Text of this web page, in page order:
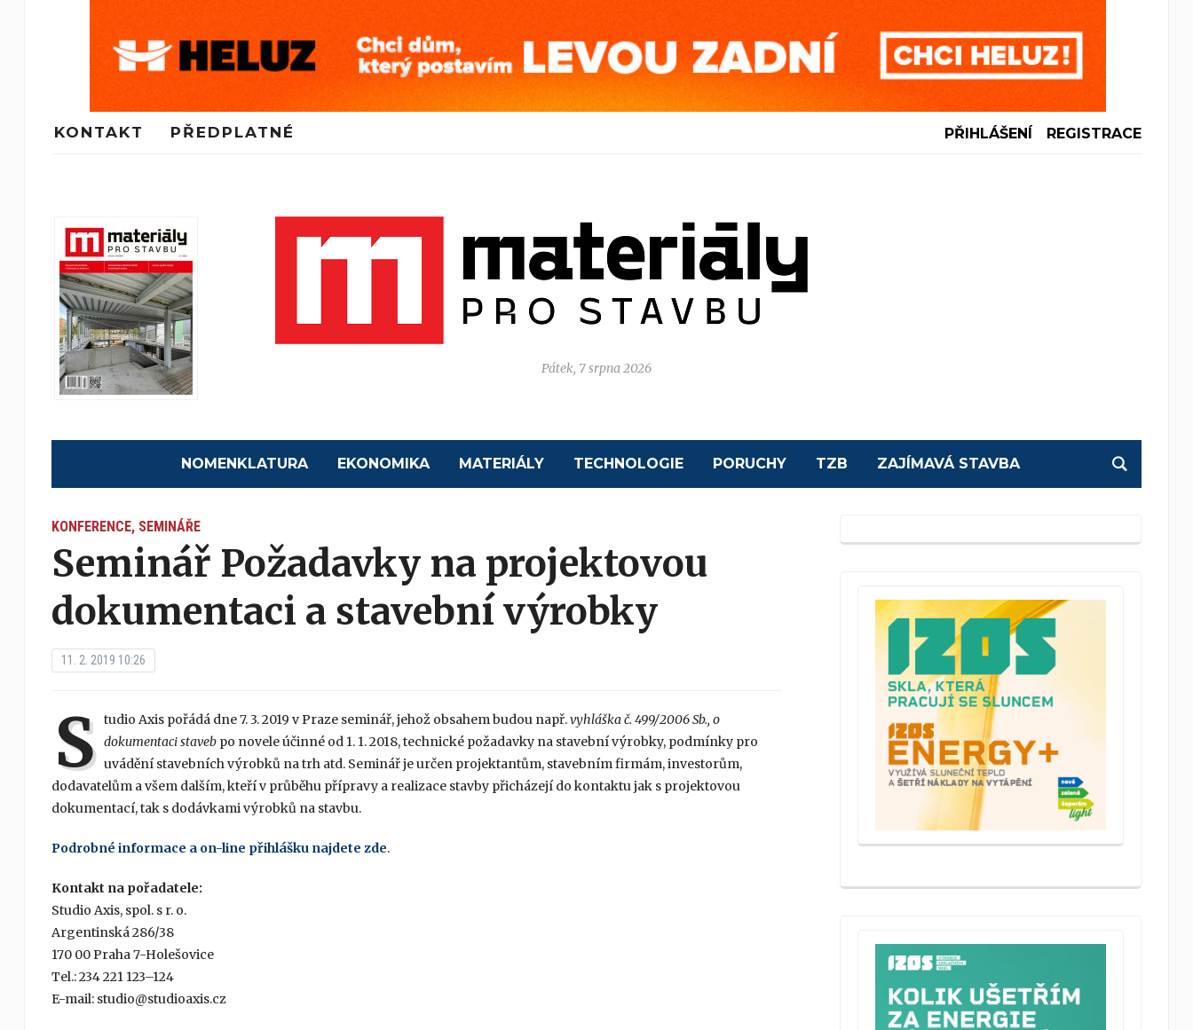
KONTAKT PŘEDPLATNÉ PŘIHLÁŠENÍ REGISTRACE
Pátek, 7 srpna 2026
NOMENKLATURA EKONOMIKA MATERIÁLY TECHNOLOGIE PORUCHY TZB ZAJÍMAVÁ STAVBA
KONFERENCE, SEMINÁŘE
Seminář Požadavky na projektovou
dokumentaci a stavební výrobky
11. 2. 2019 10:26
S tudio Axis pořádá dne 7. 3. 2019 v Praze seminář, jehož obsahem budou např.vyhláška č. 499/2006 Sb., o
dokumentaci stavebpo novele účinné od 1. 1. 2018, technické požadavky na stavební výrobky, podmínky pro
uvádění stavebních výrobků na trh atd. Seminář je určen projektantům, stavebním firmám, investorům,
dodavatelům a všem dalším, kteří v průběhu přípravy a realizace stavby přicházejí do kontaktu jak s projektovou
dokumentací, tak s dodávkami výrobků na stavbu.
Podrobné informace a on-line přihlášku najdete zde.
Kontakt na pořadatele:
Studio Axis, spol. s r. o.
Argentinská 286/38
170 00 Praha 7-Holešovice
Tel.: 234 221 123–124
E-mail: studio@studioaxis.cz